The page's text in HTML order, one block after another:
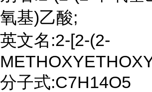
氧基)乙酸;
英文名:2-[2-(2-
分子式:C7H14O5